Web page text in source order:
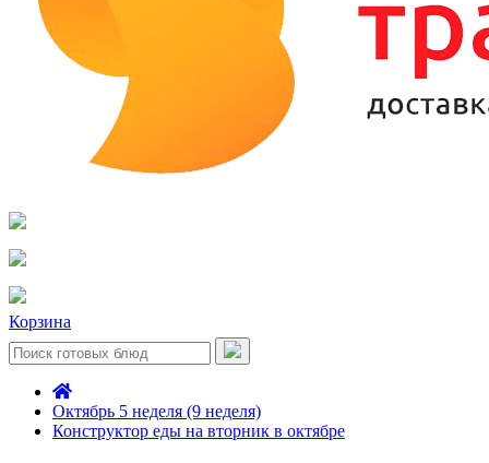
Корзина
Октябрь 5 неделя (9 неделя)
Конструктор еды на вторник в октябре